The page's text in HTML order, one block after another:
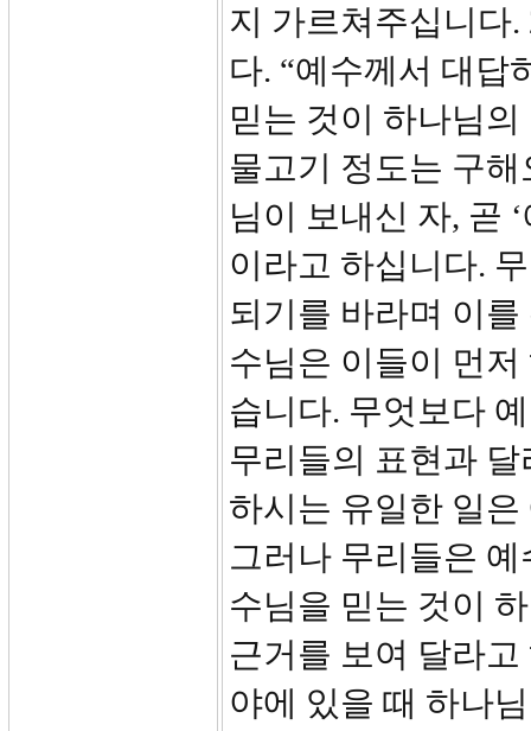
지 가르쳐주십니다
다. “예수께서 대답
믿는 것이 하나님
물고기 정도는 구
님이 보내신 자, 곧
이라고 하십니다.
되기를 바라며 이
수님은 이들이 먼
습니다. 무엇보다
무리들의 표현과
하시는 유일한 일
그러나 무리들은
수님을 믿는 것이
근거를 보여 달라
야에 있을 때 하나